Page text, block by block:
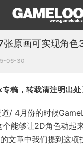
张原画可实现角色
06-30
稿，转载请注明出处
/ 4月份的时候
能够让2D角色动起
文章中我们提到这项